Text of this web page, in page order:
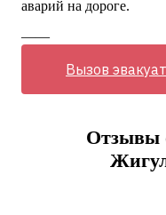
аварий на дороге.
——
Вызов
Отзывы